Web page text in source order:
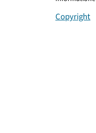
Copyright